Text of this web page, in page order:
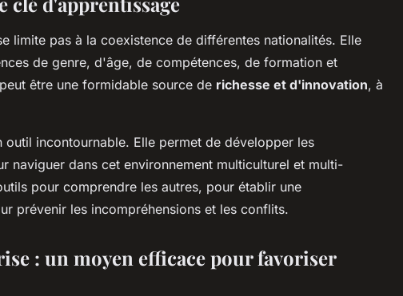
limite pas à la coexistence de différentes nationalités. Elle
de genre, d'âge, de compétences, de formation et
être une formidable source de richesse et d'innovation, à
outil incontournable. Elle permet de développer les
naviguer dans cet environnement multiculturel et multi-
pour comprendre les autres, pour établir une
prévenir les incompréhensions et les conflits.
: un moyen efficace pour favoriser